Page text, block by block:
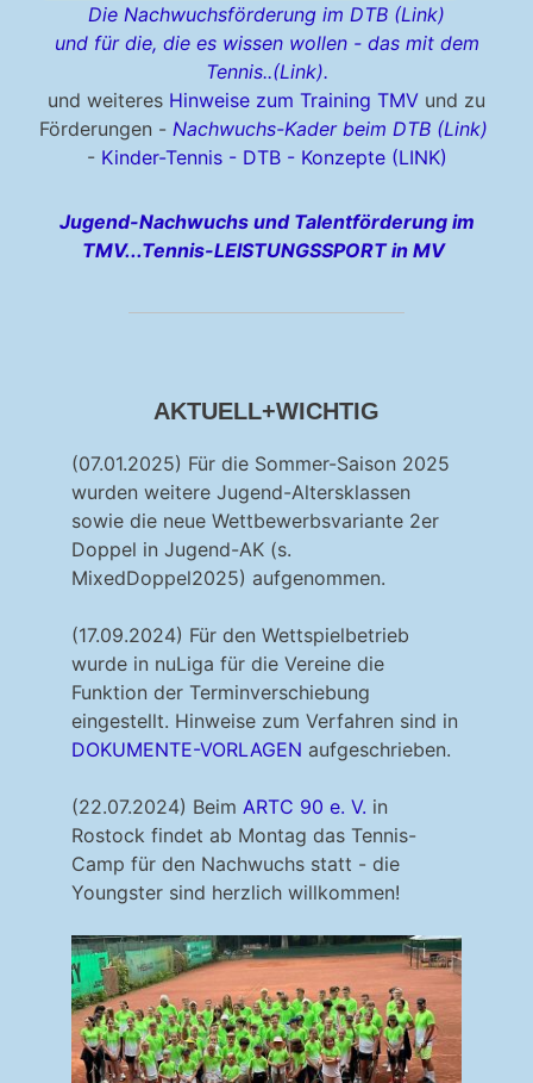
Die Nachwuchsförderung im DTB (Link)
und für die, die es wissen wollen - das mit dem
Tennis..(Link).
und weiteres Hinweise zum Training TMV und zu
Förderungen - Nachwuchs-Kader beim DTB (Link)
- Kinder-Tennis - DTB - Konzepte (LINK)
Jugend-Nachwuchs und Talentförderung im
TMV...Tennis-LEISTUNGSSPORT in MV
AKTUELL+WICHTIG
(07.01.2025) Für die Sommer-Saison 2025
wurden weitere Jugend-Altersklassen
sowie die neue Wettbewerbsvariante 2er
Doppel in Jugend-AK (s.
MixedDoppel2025) aufgenommen.
(17.09.2024) Für den Wettspielbetrieb
wurde in nuLiga für die Vereine die
Funktion der Terminverschiebung
eingestellt. Hinweise zum Verfahren sind in
DOKUMENTE-VORLAGEN aufgeschrieben.
(22.07.2024) Beim ARTC 90 e. V. in
Rostock findet ab Montag das Tennis-
Camp für den Nachwuchs statt - die
Youngster sind herzlich willkommen!